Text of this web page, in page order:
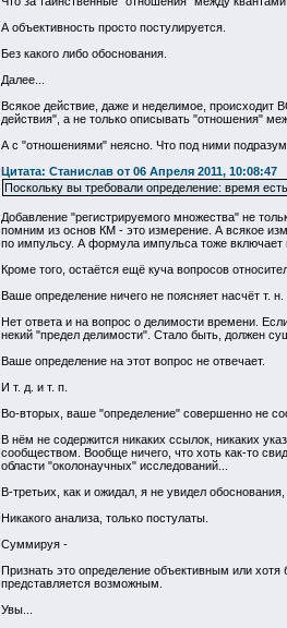
А объективность просто постулируется.
Без какого либо обоснования.
Далее...
Всякое действие, даже и неделимое,
действия", а не только описывать "отношения"
А с "отношениями" неясно. Что под ними
Цитата: Станислав от 06 Апреля 2011, 10:08:47
Поскольку вы требовали определение: время
Добавление "регистрируемого множества" не
помним из основ КМ - это измерение. А всякое
по импульсу. А формула импульса тоже включает
Кроме того, остаётся ещё куча вопросов
Ваше определение ничего не поясняет насчёт т.
Нет ответа и на вопрос о делимости времени.
некий "предел делимости". Стало быть, должен
Ваше определение на этот вопрос не отвечает.
И т. д. и т. п.
Во-вторых, ваше "определение" совершенно не
В нём не содержится никаких ссылок, никаких
сообществом. Вообще ничего, что хоть как-то
области "околонаучных" исследований...
В-третьих, как и ожидал, я не увидел
Никакого анализа, только постулаты.
Суммируя -
Признать это определение объективным или
представляется возможным.
Увы...